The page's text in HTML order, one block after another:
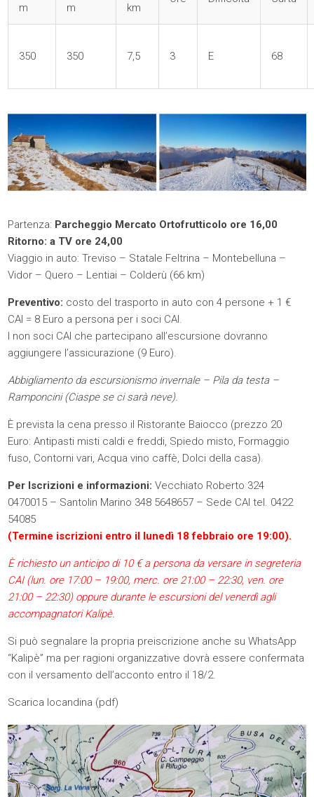
m
m
km
350 350 7,5 3 E 68
Partenza: Parcheggio Mercato Ortofrutticolo ore 16,00
Ritorno: a TV ore 24,00
Viaggio in auto: Treviso – Statale Feltrina – Montebelluna –
Vidor – Quero – Lentiai – Colderù (66 km)
Preventivo: costo del trasporto in auto con 4 persone + 1 €
CAI = 8 Euro a persona per i soci CAI.
I non soci CAI che partecipano all’escursione dovranno
aggiungere l’assicurazione (9 Euro).
Abbigliamento da escursionismo invernale – Pila da testa –
Ramponcini (Ciaspe se ci sarà neve).
È prevista la cena presso il Ristorante Baiocco (prezzo 20
Euro: Antipasti misti caldi e freddi, Spiedo misto, Formaggio
fuso, Contorni vari, Acqua vino caffè, Dolci della casa).
Per Iscrizioni e informazioni:Vecchiato Roberto 324
0470015 – Santolin Marino 348 5648657 – Sede CAI tel. 0422
54085
(Termine iscrizioni entro il lunedì 18 febbraio ore 19:00).
È richiesto un anticipo di 10 € a persona da versare in segreteria
CAI (lun. ore 17:00 – 19:00, merc. ore 21:00 – 22:30, ven. ore
21:00 – 22:30) oppure durante le escursioni del venerdì agli
accompagnatori Kalipè.
Si può segnalare la propria preiscrizione anche su WhatsApp
“Kalipè” ma per ragioni organizzative dovrà essere confermata
con il versamento dell’acconto entro il 18/2.
Scarica locandina (pdf)